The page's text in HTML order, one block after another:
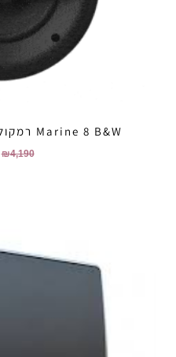
Marine 8 B&W רמקולים שקועים מוגני מים.
₪4,190